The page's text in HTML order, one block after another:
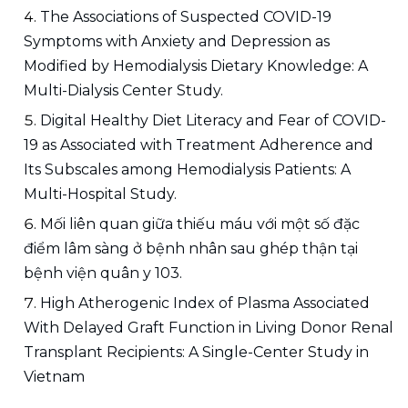
The Associations of Suspected COVID-19
Symptoms with Anxiety and Depression as
Modified by Hemodialysis Dietary Knowledge: A
Multi-Dialysis Center Study.
Digital Healthy Diet Literacy and Fear of COVID-
19 as Associated with Treatment Adherence and
Its Subscales among Hemodialysis Patients: A
Multi-Hospital Study.
Mối liên quan giữa thiếu máu với một số đặc
điểm lâm sàng ở bệnh nhân sau ghép thận tại
bệnh viện quân y 103.
High Atherogenic Index of Plasma Associated
With Delayed Graft Function in Living Donor Renal
Transplant Recipients: A Single-Center Study in
Vietnam